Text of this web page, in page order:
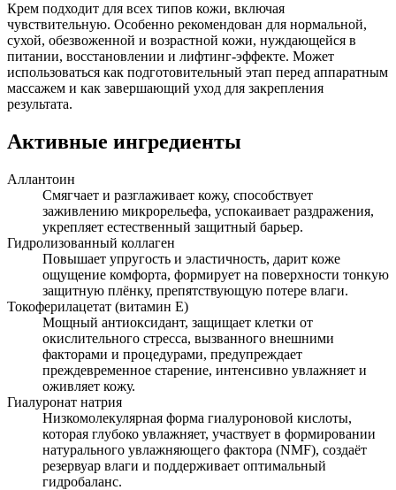
Крем подходит для всех типов кожи, включая
чувствительную. Особенно рекомендован для нормальной,
сухой, обезвоженной и возрастной кожи, нуждающейся в
питании, восстановлении и лифтинг-эффекте. Может
использоваться как подготовительный этап перед аппаратным
массажем и как завершающий уход для закрепления
результата.
Активные ингредиенты
Аллантоин
Смягчает и разглаживает кожу, способствует
заживлению микрорельефа, успокаивает раздражения,
укрепляет естественный защитный барьер.
Гидролизованный коллаген
Повышает упругость и эластичность, дарит коже
ощущение комфорта, формирует на поверхности тонкую
защитную плёнку, препятствующую потере влаги.
Токоферилацетат (витамин Е)
Мощный антиоксидант, защищает клетки от
окислительного стресса, вызванного внешними
факторами и процедурами, предупреждает
преждевременное старение, интенсивно увлажняет и
оживляет кожу.
Гиалуронат натрия
Низкомолекулярная форма гиалуроновой кислоты,
которая глубоко увлажняет, участвует в формировании
натурального увлажняющего фактора (NMF), создаёт
резервуар влаги и поддерживает оптимальный
гидробаланс.